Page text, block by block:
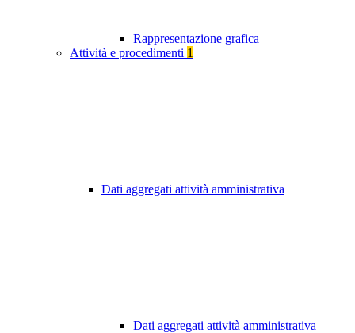
Rappresentazione grafica
Attività e procedimenti 1
Dati aggregati attività amministrativa
Dati aggregati attività amministrativa